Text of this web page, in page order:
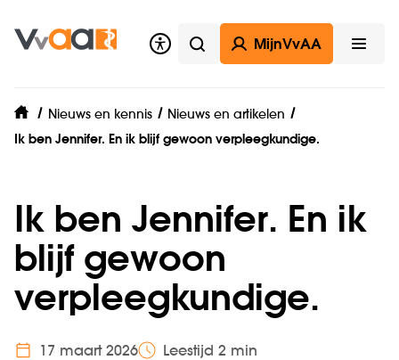
Zoeken
MijnVvAA
home
Nieuws en kennis
Nieuws en artikelen
Ik ben Jennifer. En ik blijf gewoon verpleegkundige.
Ik ben Jennifer. En ik
blijf gewoon
verpleegkundige.
17 maart 2026 Leestijd 2 min